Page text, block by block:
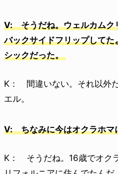
V: そうだね。ウェルカムク
バックサイドフリップして
シックだった。
K： 間違いない。それ以外
エル。
V: ちなみに今はオクラホマ
K： そうだね。16歳でオク